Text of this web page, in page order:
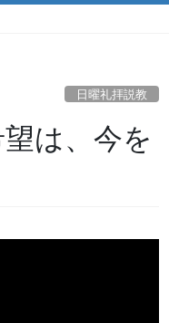
日曜礼拝説教
は、今を